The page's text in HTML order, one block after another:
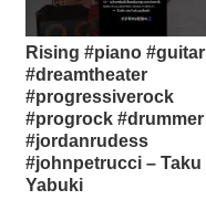
Rising #piano #guitar
#dreamtheater
#progressiverock
#progrock #drummer
#jordanrudess
#johnpetrucci – Taku
Yabuki